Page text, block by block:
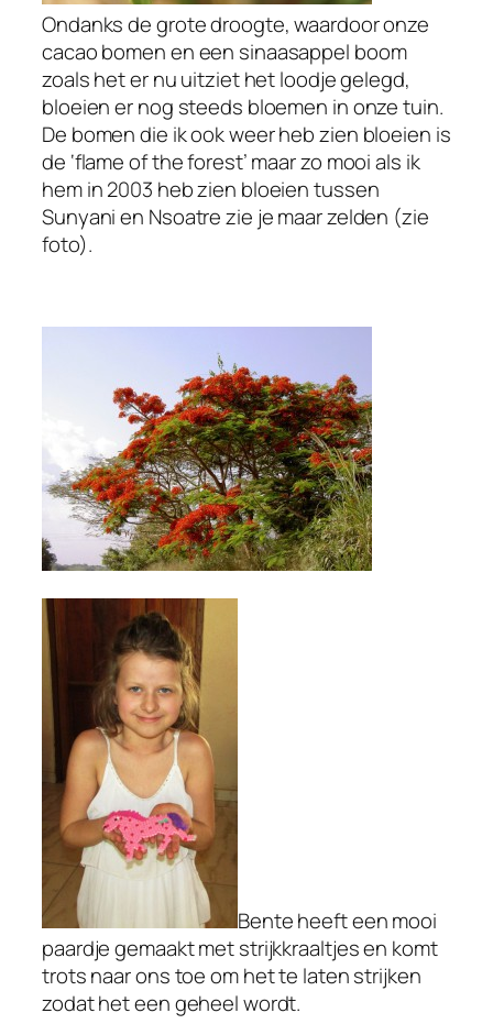
Ondanks de grote droogte, waardoor onze
cacao bomen en een sinaasappel boom
zoals het er nu uitziet het loodje gelegd,
bloeien er nog steeds bloemen in onze tuin.
De bomen die ik ook weer heb zien bloeien is
de ‘flame of the forest’ maar zo mooi als ik
hem in 2003 heb zien bloeien tussen
Sunyani en Nsoatre zie je maar zelden (zie
foto).
Bente heeft een mooi
paardje gemaakt met strijkkraaltjes en komt
trots naar ons toe om het te laten strijken
zodat het een geheel wordt.